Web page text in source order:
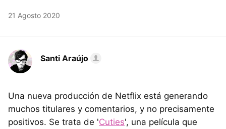
21 Agosto 2020
Santi Araújo
Una nueva producción de Netflix está generando
muchos titulares y comentarios, y no precisamente
positivos. Se trata de 'Cuties', una película que